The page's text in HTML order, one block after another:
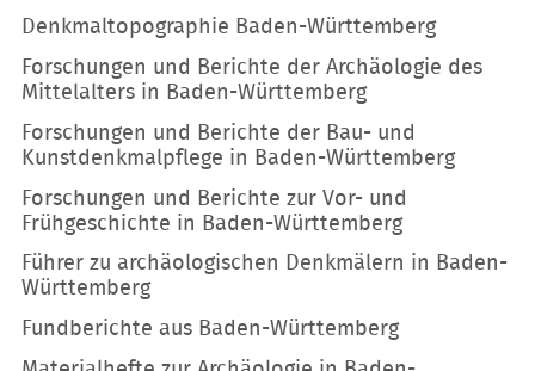
Denkmaltopographie Baden-Württemberg
Forschungen und Berichte der Archäologie des
Mittelalters in Baden-Württemberg
Forschungen und Berichte der Bau- und
Kunstdenkmalpflege in Baden-Württemberg
Forschungen und Berichte zur Vor- und
Frühgeschichte in Baden-Württemberg
Führer zu archäologischen Denkmälern in Baden-
Württemberg
Fundberichte aus Baden-Württemberg